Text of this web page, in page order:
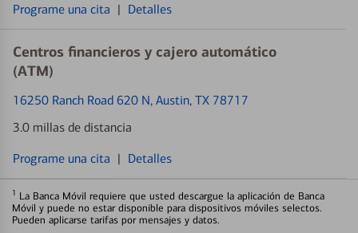
Programe una cita | Detalles
Centros financieros y cajero automático
(ATM)
16250 Ranch Road 620 N, Austin, TX 78717
3.0 millas de distancia
Programe una cita | Detalles
1 La Banca Móvil requiere que usted descargue la aplicación de Banca
Móvil y puede no estar disponible para dispositivos móviles selectos.
Pueden aplicarse tarifas por mensajes y datos.